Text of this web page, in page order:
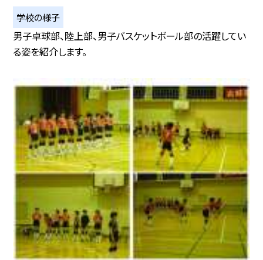
学校の様子
男子卓球部、陸上部、男子バスケットボール部の活躍してい
る姿を紹介します。